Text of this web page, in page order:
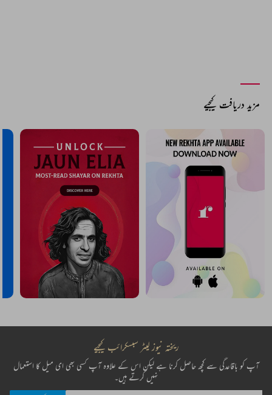
مزید دریافت کیجیے
ریختہ نیوز لیٹر سبسکرائب کیجیے
آپ کو باقاعدگی سے کچھ حاصل کرنا ہے لیکن اس کے علاوہ آپ کسی بھی ای میل کا استعمال
نہیں کرتے ہیں۔